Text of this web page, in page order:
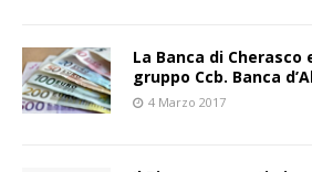
La Banca di Cherasco
gruppo Ccb. Banca
4 Marzo 2017